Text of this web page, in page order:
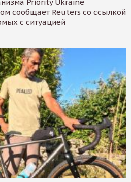
сообщает Reuters со ссылкой
с ситуацией